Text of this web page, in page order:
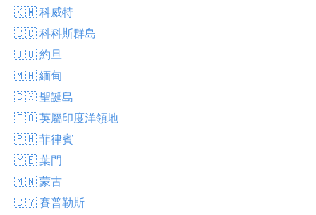
🇰🇼 科威特
🇨🇨 科科斯群島
🇯🇴 約旦
🇲🇲 緬甸
🇨🇽 聖誕島
🇮🇴 英屬印度洋領地
🇵🇭 菲律賓
🇾🇪 葉門
🇲🇳 蒙古
🇨🇾 賽普勒斯